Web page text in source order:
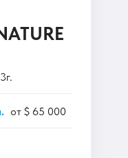
от $ 65 000